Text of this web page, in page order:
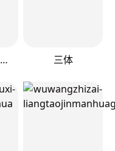
温柔又狂暴的他们 三体